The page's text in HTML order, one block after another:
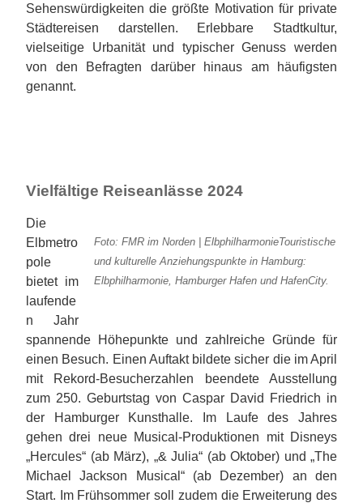
Sehenswürdigkeiten die größte Motivation für private
Städtereisen darstellen. Erlebbare Stadtkultur,
vielseitige Urbanität und typischer Genuss werden
von den Befragten darüber hinaus am häufigsten
genannt.
Vielfältige Reiseanlässe 2024
Foto: FMR im Norden | ElbphilharmonieTouristische
und kulturelle Anziehungspunkte in Hamburg:
Elbphilharmonie, Hamburger Hafen und HafenCity.
Die
Elbmetro
pole
bietet im
laufende
n Jahr
spannende Höhepunkte und zahlreiche Gründe für
einen Besuch. Einen Auftakt bildete sicher die im April
mit Rekord-Besucherzahlen beendete Ausstellung
zum 250. Geburtstag von Caspar David Friedrich in
der Hamburger Kunsthalle. Im Laufe des Jahres
gehen drei neue Musical-Produktionen mit Disneys
„Hercules“ (ab März), „& Julia“ (ab Oktober) und „The
Michael Jackson Musical“ (ab Dezember) an den
Start. Im Frühsommer soll zudem die Erweiterung des